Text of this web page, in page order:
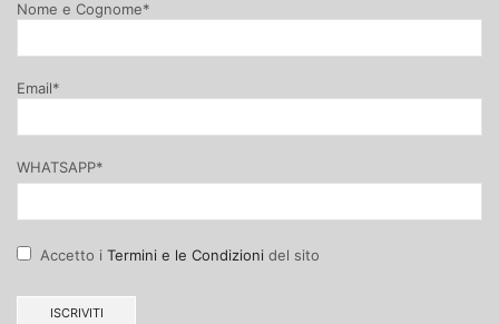
Nome e Cognome*
Email*
WHATSAPP*
Accetto i Termini e le Condizioni del sito